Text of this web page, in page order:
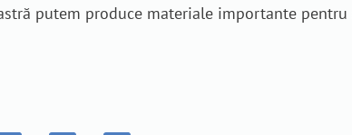
putem produce materiale importante